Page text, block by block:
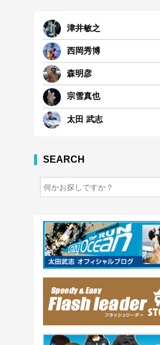
津井敏之
西岡秀博
森明彦
宗雪真也
太田 武志
SEARCH